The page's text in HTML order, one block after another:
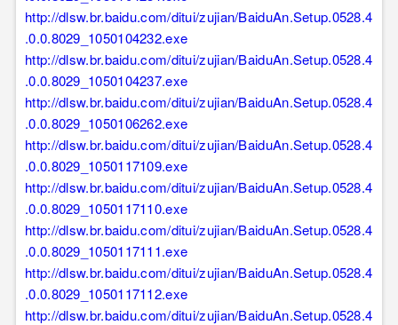
http://dlsw.br.baidu.com/ditui/zujian/BaiduAn.Setup.0528.4
.0.0.8029_1050104232.exe
http://dlsw.br.baidu.com/ditui/zujian/BaiduAn.Setup.0528.4
.0.0.8029_1050104237.exe
http://dlsw.br.baidu.com/ditui/zujian/BaiduAn.Setup.0528.4
.0.0.8029_1050106262.exe
http://dlsw.br.baidu.com/ditui/zujian/BaiduAn.Setup.0528.4
.0.0.8029_1050117109.exe
http://dlsw.br.baidu.com/ditui/zujian/BaiduAn.Setup.0528.4
.0.0.8029_1050117110.exe
http://dlsw.br.baidu.com/ditui/zujian/BaiduAn.Setup.0528.4
.0.0.8029_1050117111.exe
http://dlsw.br.baidu.com/ditui/zujian/BaiduAn.Setup.0528.4
.0.0.8029_1050117112.exe
http://dlsw.br.baidu.com/ditui/zujian/BaiduAn.Setup.0528.4